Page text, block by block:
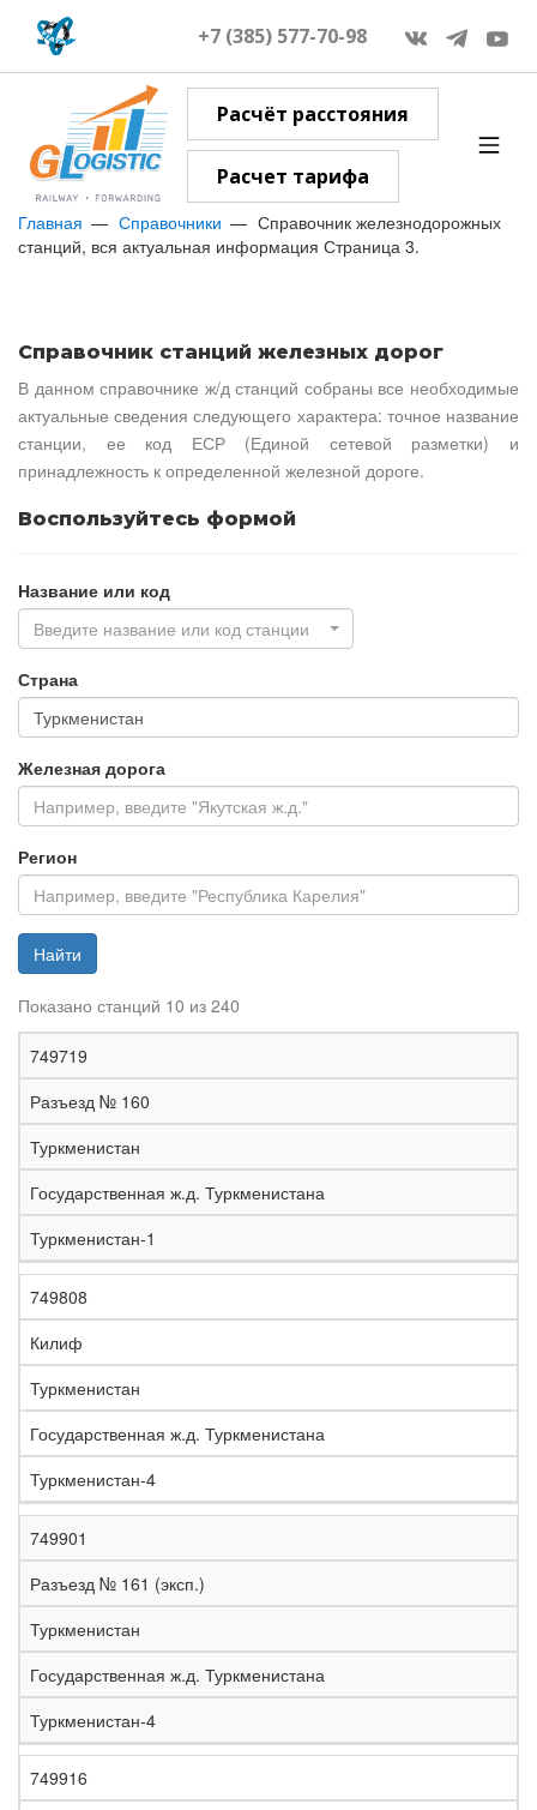
+7 (385) 577-70-98
Расчёт расстояния
Расчет тарифа
Главная Справочники
Справочник железнодорожных
станций, вся актуальная информация Страница 3.
Справочник станций железных дорог
В данном справочнике ж/д станций собраны все необходимые
актуальные сведения следующего характера: точное название
станции, ее код ЕСР (Единой сетевой разметки) и
принадлежность к определенной железной дороге.
Воспользуйтесь формой
Название или код
Введите название или код станции
Страна
Железная дорога
Регион
Найти
Показано станций 10 из 240
К
о
д
Н
а
з
в
а
н
и
е
С
т
а
а
е
л
е
з
н
а
я
д
о
о
а
е
и
н
749719
Разъезд № 160
Туркменистан
Государственная ж.д. Туркменистана
Туркменистан-1
749808
Килиф
Туркменистан
Государственная ж.д. Туркменистана
Туркменистан-4
749901
Разъезд № 161 (эксп.)
Туркменистан
Государственная ж.д. Туркменистана
Туркменистан-4
749916